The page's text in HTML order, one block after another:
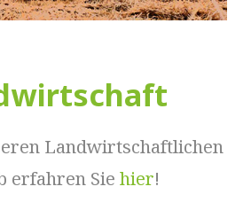
Landwirtschaftlichen
erfahren Sie hier!